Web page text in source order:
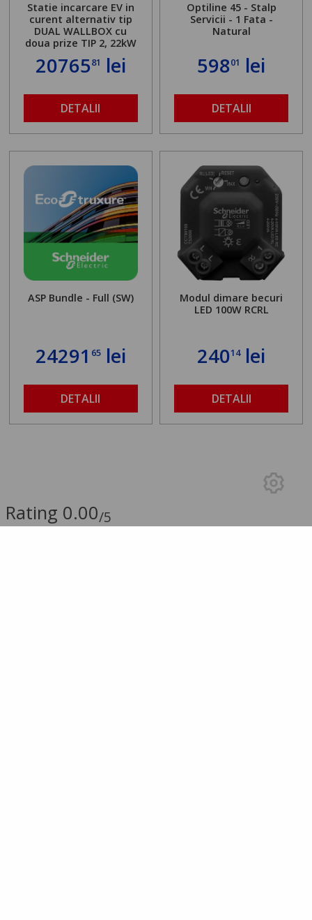
Statie incarcare EV in
curent alternativ tip
DUAL WALLBOX cu
doua prize TIP 2, 22kW
2076581 lei
DETALII
Optiline 45 - Stalp
Servicii - 1 Fata -
Natural
59801 lei
DETALII
ASP Bundle - Full (SW)
24291 65lei
DETALII
Modul dimare becuri
LED 100W RCRL
24014lei
DETALII
Rating 0.00/5